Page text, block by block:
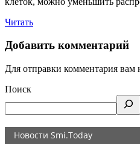
Читать
Добавить комментарий
Для отправки комментария вам
Поиск